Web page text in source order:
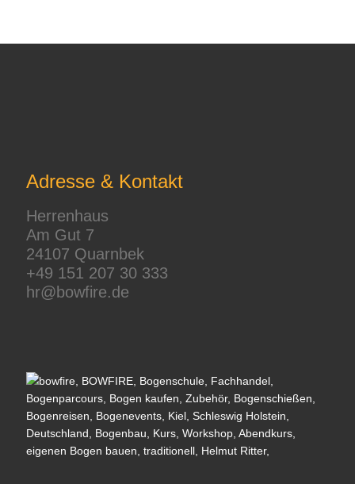
Adresse & Kontakt
Herrenhaus
Am Gut 7
24107 Quarnbek
+49 151 207 30 333
hr@bowfire.de